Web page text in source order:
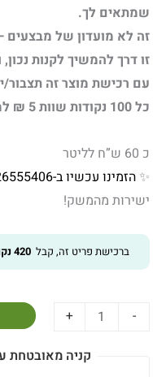
שמתאים לך.
זה לא מועדון של מבצעים
זו דרך להמשיך לקנות
עם רכישת מוצר זה תצבור/י 420 נקודות למשפחת פנחס.
כל 100 נקודות שוות 5 ₪ למימוש עתידי
כ 60 ש”ח לליטר
✨ הזמינו עכשיו ב-0526555406
ישירות מהמשק!
ברכישת פריט זה, קבל 420
-
+
קניה מאובטחת